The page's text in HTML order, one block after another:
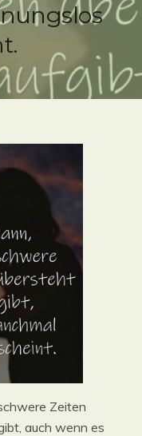
Zeiten
auch wenn es